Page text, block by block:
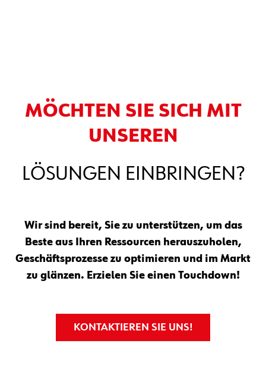
MÖCHTEN SIE SICH MIT
UNSEREN
LÖSUNGEN EINBRINGEN?
Wir sind bereit, Sie zu unterstützen, um das
Beste aus Ihren Ressourcen herauszuholen,
Geschäftsprozesse zu optimieren und im Markt
zu glänzen. Erzielen Sie einen Touchdown!
KONTAKTIEREN SIE UNS!